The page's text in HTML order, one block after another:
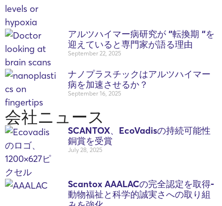
アルツハイマー病研究が “転換期 “を
迎えていると専門家が語る理由
September 22, 2025
ナノプラスチックはアルツハイマー
病を加速させるか？
September 16, 2025
会社ニュース
SCANTOX、EcoVadisの持続可能性
銅賞を受賞
July 28, 2025
Scantox AAALACの完全認定を取得-
動物福祉と科学的誠実さへの取り組